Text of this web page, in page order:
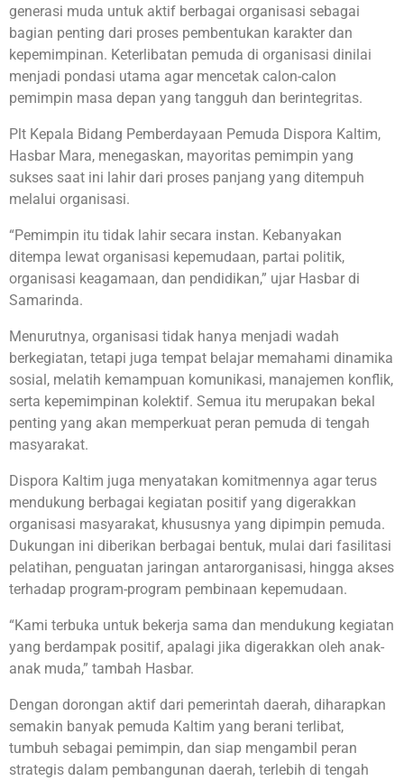
generasi muda untuk aktif berbagai organisasi sebagai
bagian penting dari proses pembentukan karakter dan
kepemimpinan. Keterlibatan pemuda di organisasi dinilai
menjadi pondasi utama agar mencetak calon-calon
pemimpin masa depan yang tangguh dan berintegritas.
Plt Kepala Bidang Pemberdayaan Pemuda Dispora Kaltim,
Hasbar Mara, menegaskan, mayoritas pemimpin yang
sukses saat ini lahir dari proses panjang yang ditempuh
melalui organisasi.
“Pemimpin itu tidak lahir secara instan. Kebanyakan
ditempa lewat organisasi kepemudaan, partai politik,
organisasi keagamaan, dan pendidikan,” ujar Hasbar di
Samarinda.
Menurutnya, organisasi tidak hanya menjadi wadah
berkegiatan, tetapi juga tempat belajar memahami dinamika
sosial, melatih kemampuan komunikasi, manajemen konflik,
serta kepemimpinan kolektif. Semua itu merupakan bekal
penting yang akan memperkuat peran pemuda di tengah
masyarakat.
Dispora Kaltim juga menyatakan komitmennya agar terus
mendukung berbagai kegiatan positif yang digerakkan
organisasi masyarakat, khususnya yang dipimpin pemuda.
Dukungan ini diberikan berbagai bentuk, mulai dari fasilitasi
pelatihan, penguatan jaringan antarorganisasi, hingga akses
terhadap program-program pembinaan kepemudaan.
“Kami terbuka untuk bekerja sama dan mendukung kegiatan
yang berdampak positif, apalagi jika digerakkan oleh anak-
anak muda,” tambah Hasbar.
Dengan dorongan aktif dari pemerintah daerah, diharapkan
semakin banyak pemuda Kaltim yang berani terlibat,
tumbuh sebagai pemimpin, dan siap mengambil peran
strategis dalam pembangunan daerah, terlebih di tengah